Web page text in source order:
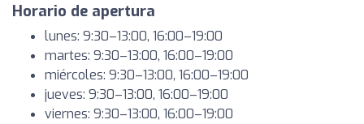
Horario de apertura
lunes: 9:30–13:00, 16:00–19:00
martes: 9:30–13:00, 16:00–19:00
miércoles: 9:30–13:00, 16:00–19:00
jueves: 9:30–13:00, 16:00–19:00
viernes: 9:30–13:00, 16:00–19:00